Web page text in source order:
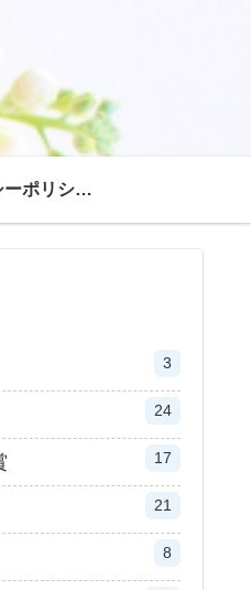
【プライバシーポリシー】
3
24
17
21
8